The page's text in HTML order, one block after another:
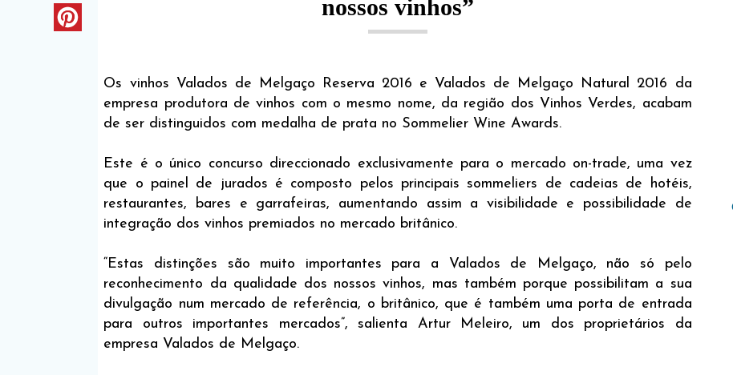
nossos vinhos”
Os vinhos Valados de Melgaço Reserva 2016 e Valados de Melgaço Natural 2016 da
empresa produtora de vinhos com o mesmo nome, da região dos Vinhos Verdes, acabam
de ser distinguidos com medalha de prata no Sommelier Wine Awards.
Este é o único concurso direccionado exclusivamente para o mercado on-trade, uma vez
que o painel de jurados é composto pelos principais sommeliers de cadeias de hotéis,
restaurantes, bares e garrafeiras, aumentando assim a visibilidade e possibilidade de
integração dos vinhos premiados no mercado britânico.
“Estas distinções são muito importantes para a Valados de Melgaço, não só pelo
reconhecimento da qualidade dos nossos vinhos, mas também porque possibilitam a sua
divulgação num mercado de referência, o britânico, que é também uma porta de entrada
para outros importantes mercados”, salienta Artur Meleiro, um dos proprietários da
empresa Valados de Melgaço.